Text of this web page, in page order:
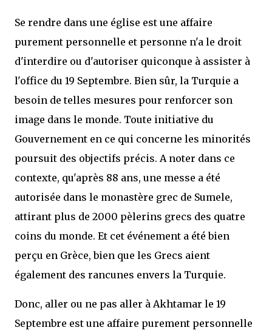
Se rendre dans une église est une affaire
purement personnelle et personne n'a le droit
d'interdire ou d'autoriser quiconque à assister à
l'office du 19 Septembre. Bien sûr, la Turquie a
besoin de telles mesures pour renforcer son
image dans le monde. Toute initiative du
Gouvernement en ce qui concerne les minorités
poursuit des objectifs précis. A noter dans ce
contexte, qu'après 88 ans, une messe a été
autorisée dans le monastère grec de Sumele,
attirant plus de 2000 pèlerins grecs des quatre
coins du monde. Et cet événement a été bien
perçu en Grèce, bien que les Grecs aient
également des rancunes envers la Turquie.
Donc, aller ou ne pas aller à Akhtamar le 19
Septembre est une affaire purement personnelle